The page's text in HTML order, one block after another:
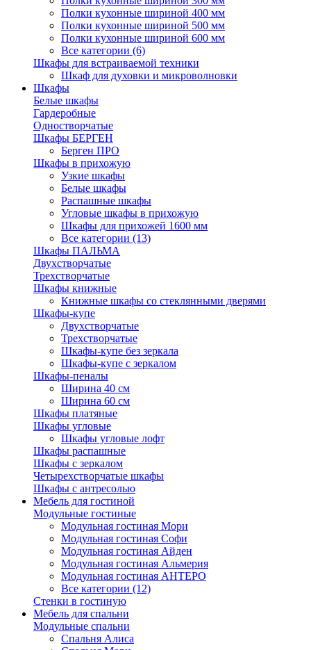
Полки кухонные шириной 400 мм
Полки кухонные шириной 500 мм
Полки кухонные шириной 600 мм
Все категории (6)
Шкафы для встраиваемой техники
Шкаф для духовки и микроволновки
Шкафы
Белые шкафы
Гардеробные
Одностворчатые
Шкафы БЕРГЕН
Берген ПРО
Шкафы в прихожую
Узкие шкафы
Белые шкафы
Распашные шкафы
Угловые шкафы в прихожую
Шкафы для прихожей 1600 мм
Все категории (13)
Шкафы ПАЛЬМА
Двухстворчатые
Трехстворчатые
Шкафы книжные
Книжные шкафы со стеклянными дверями
Шкафы-купе
Двухстворчатые
Трехстворчатые
Шкафы-купе без зеркала
Шкафы-купе с зеркалом
Шкафы-пеналы
Ширина 40 см
Ширина 60 см
Шкафы платяные
Шкафы угловые
Шкафы угловые лофт
Шкафы распашные
Шкафы с зеркалом
Четырехстворчатые шкафы
Шкафы с антресолью
Мебель для гостиной
Модульные гостиные
Модульная гостиная Мори
Модульная гостиная Софи
Модульная гостиная Айден
Модульная гостиная Альмерия
Модульная гостиная АНТЕРО
Все категории (12)
Стенки в гостиную
Мебель для спальни
Модульные спальни
Спальня Алиса